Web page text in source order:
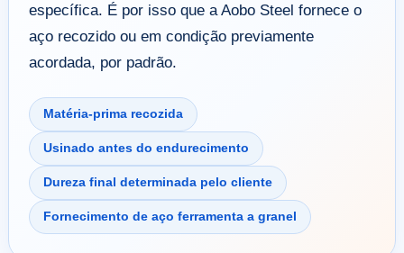
específica. É por isso que a Aobo Steel fornece o
aço recozido ou em condição previamente
acordada, por padrão.
Matéria-prima recozida
Usinado antes do endurecimento
Dureza final determinada pelo cliente
Fornecimento de aço ferramenta a granel